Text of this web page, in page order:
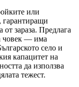
или
гарантиращи
зараза. Предлага
човек — има
село и
капацитет на
да използва
тежест.